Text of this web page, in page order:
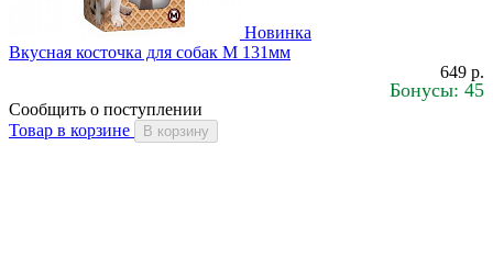
Новинка
Вкусная косточка для собак M 131мм
649 р.
Бонусы: 45
Сообщить о поступлении
Товар в корзине
В корзину